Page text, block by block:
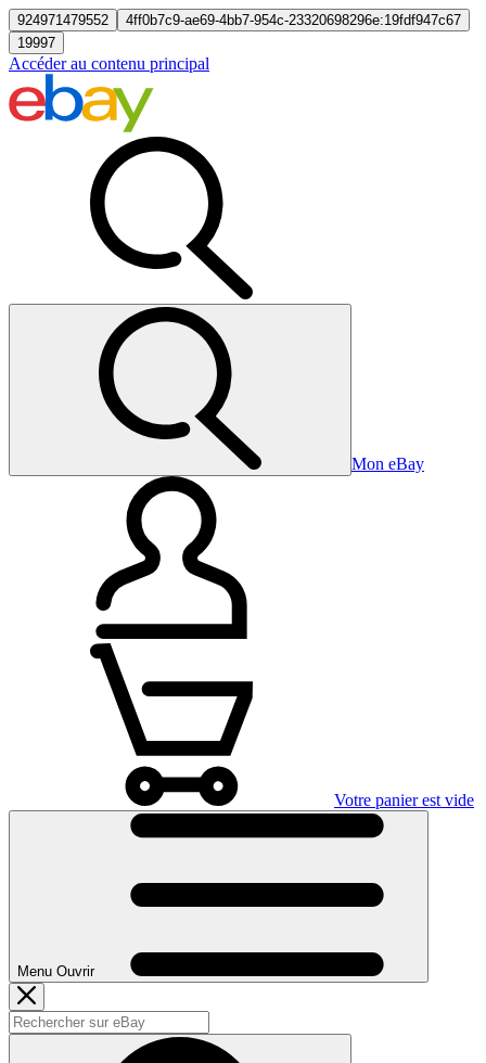
924971479552
4ff0b7c9-ae69-4bb7-954c-23320698296e:19fdf947c67
19997
Accéder au contenu principal
Mon eBay
Votre panier est vide
Menu Ouvrir